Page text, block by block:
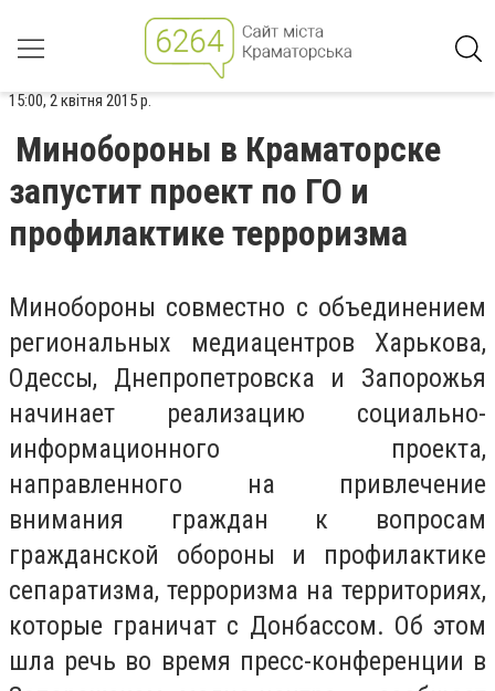
15:00, 2 квітня 2015 р.
Минобороны в Краматорске
запустит проект по ГО и
профилактике терроризма
Минобороны совместно с объединением
региональных медиацентров Харькова,
Одессы, Днепропетровска и Запорожья
начинает реализацию социально-
информационного проекта,
направленного на привлечение
внимания граждан к вопросам
гражданской обороны и профилактике
сепаратизма, терроризма на территориях,
которые граничат с Донбассом. Об этом
шла речь во время пресс-конференции в